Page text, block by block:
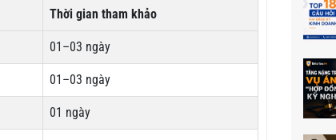
Thời gian tham khảo
01–03 ngày
01–03 ngày
01 ngày